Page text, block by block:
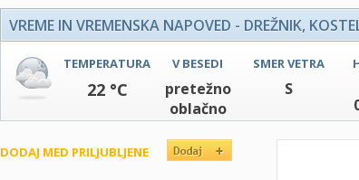
VREME IN VREMENSKA NAPOVED - DREŽNIK,
TEMPERATURA
22 °C
V BESEDI
pretežno
oblačno
SMER VETRA
S
DODAJ MED PRILJUBLJENE